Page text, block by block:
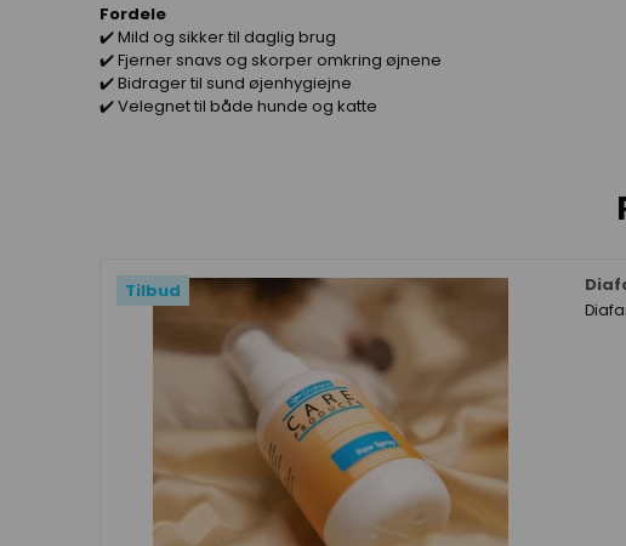
Fordele
✔️ Mild og sikker til daglig brug
✔️ Fjerner snavs og skorper omkring øjnene
✔️ Bidrager til sund øjenhygiejne
✔️ Velegnet til både hunde og katte
Tilbud